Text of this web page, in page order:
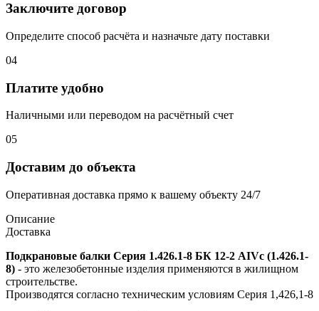
Заключите договор
Определите способ расчёта и назначьте дату поставки
04
Платите удобно
Наличными или переводом на расчётный счет
05
Доставим до объекта
Оперативная доставка прямо к вашему объекту 24/7
Описание
Доставка
Подкрановые балки Серия 1.426.1-8 БК 12-2 АIVс (1.426.1-
8) - это железобетонные изделия применяются в жилищном
строительстве.
Производятся согласно техническим условиям Серия 1,426,1-8